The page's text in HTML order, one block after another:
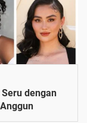
dengan